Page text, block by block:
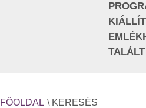
FŐOLDAL \ KERESÉS